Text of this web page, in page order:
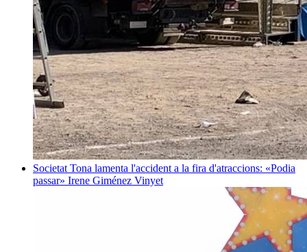
Societat Tona lamenta l'accident a la fira d'atraccions: «Podia
passar» Irene Giménez Vinyet